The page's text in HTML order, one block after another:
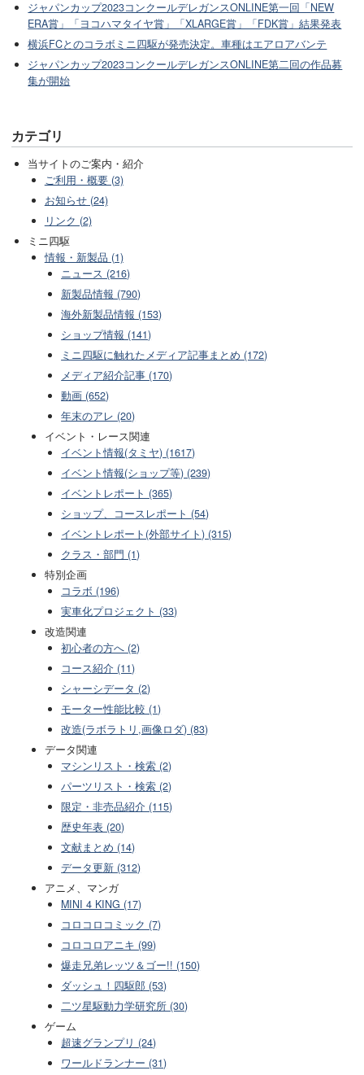
ジャパンカップ2023コンクールデレガンスONLINE第一回「NEW
ERA賞」「ヨコハマタイヤ賞」「XLARGE賞」「FDK賞」結果発表
横浜FCとのコラボミニ四駆が発売決定。車種はエアロアバンテ
ジャパンカップ2023コンクールデレガンスONLINE第二回の作品募
集が開始
カテゴリ
当サイトのご案内・紹介
ご利用・概要 (3)
お知らせ (24)
リンク (2)
ミニ四駆
情報・新製品 (1)
ニュース (216)
新製品情報 (790)
海外新製品情報 (153)
ショップ情報 (141)
ミニ四駆に触れたメディア記事まとめ (172)
メディア紹介記事 (170)
動画 (652)
年末のアレ (20)
イベント・レース関連
イベント情報(タミヤ) (1617)
イベント情報(ショップ等) (239)
イベントレポート (365)
ショップ、コースレポート (54)
イベントレポート(外部サイト) (315)
クラス・部門 (1)
特別企画
コラボ (196)
実車化プロジェクト (33)
改造関連
初心者の方へ (2)
コース紹介 (11)
シャーシデータ (2)
モーター性能比較 (1)
改造(ラボラトリ,画像ロダ) (83)
データ関連
マシンリスト・検索 (2)
パーツリスト・検索 (2)
限定・非売品紹介 (115)
歴史年表 (20)
文献まとめ (14)
データ更新 (312)
アニメ、マンガ
MINI 4 KING (17)
コロコロコミック (7)
コロコロアニキ (99)
爆走兄弟レッツ＆ゴー!! (150)
ダッシュ！四駆郎 (53)
二ツ星駆動力学研究所 (30)
ゲーム
超速グランプリ (24)
ワールドランナー (31)